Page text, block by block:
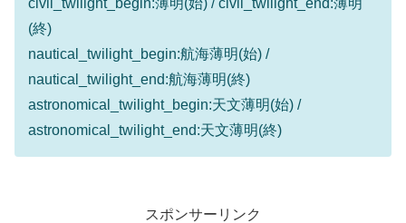
(終)
nautical_twilight_begin:航海薄明(始) /
nautical_twilight_end:航海薄明(終)
astronomical_twilight_begin:天文薄明(始) /
astronomical_twilight_end:天文薄明(終)
スポンサーリンク